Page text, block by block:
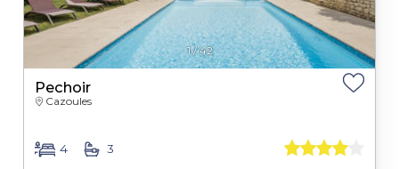
1/42
Pechoir
Cazoules
4 3